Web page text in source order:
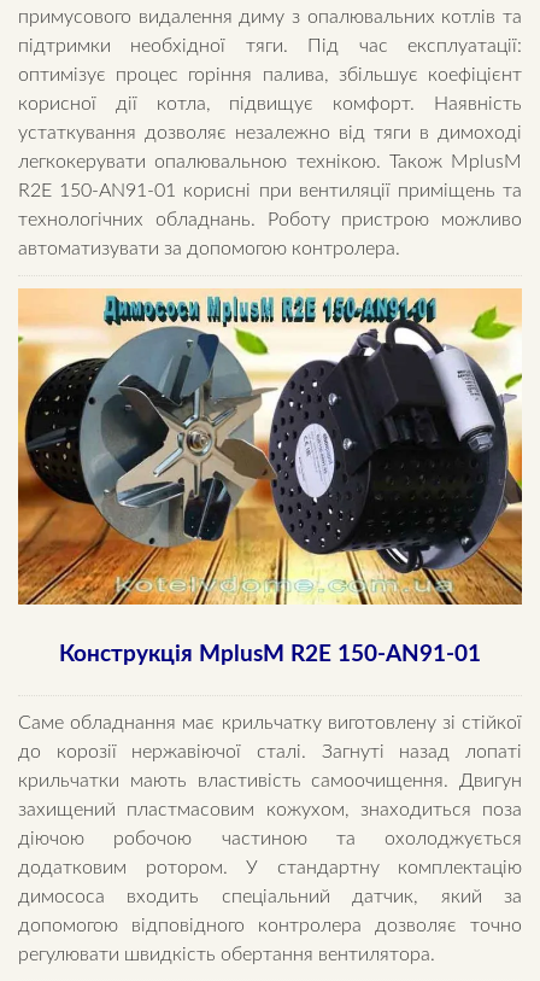
примусового видалення диму з опалювальних котлів та
підтримки необхідної тяги. Під час експлуатації:
оптимізує процес горіння палива, збільшує коефіцієнт
корисної дії котла, підвищує комфорт. Наявність
устаткування дозволяє незалежно від тяги в димоході
легкокерувати опалювальною технікою. Також MplusM
R2E 150-AN91-01 корисні при вентиляції приміщень та
технологічних обладнань. Роботу пристрою можливо
автоматизувати за допомогою контролера.
Конструкція MplusM R2E 150-AN91-01
Саме обладнання має крильчатку виготовлену зі стійкої
до корозії нержавіючої сталі. Загнуті назад лопаті
крильчатки мають властивість самоочищення. Двигун
захищений пластмасовим кожухом, знаходиться поза
діючою робочою частиною та охолоджується
додатковим ротором. У стандартну комплектацію
димососа входить спеціальний датчик, який за
допомогою відповідного контролера дозволяє точно
регулювати швидкість обертання вентилятора.